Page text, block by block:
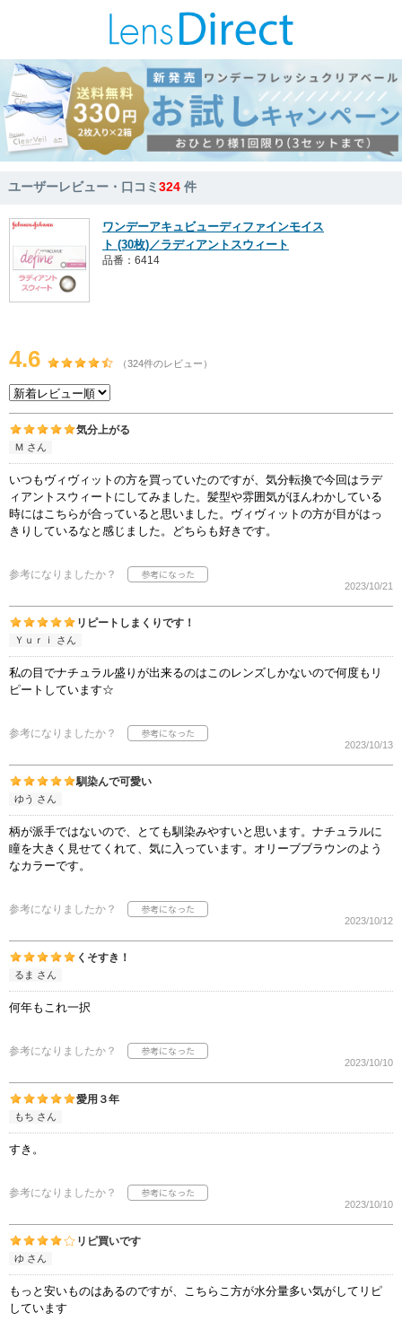
ユーザーレビュー・口コミ324 件
ワンデーアキュビューディファインモイス
ト (30枚)／ラディアントスウィート
品番：6414
4.6 （324件のレビュー）
気分上がる
Ｍ さん
いつもヴィヴィットの方を買っていたのですが、気分転換で今回はラデ
ィアントスウィートにしてみました。髪型や雰囲気がほんわかしている
時にはこちらが合っていると思いました。ヴィヴィットの方が目がはっ
きりしているなと感じました。どちらも好きです。
参考になりましたか？
2023/10/21
リピートしまくりです！
Ｙｕｒｉ さん
私の目でナチュラル盛りが出来るのはこのレンズしかないので何度もリ
ピートしています☆
参考になりましたか？
2023/10/13
馴染んで可愛い
ゆう さん
柄が派手ではないので、とても馴染みやすいと思います。ナチュラルに
瞳を大きく見せてくれて、気に入っています。オリーブブラウンのよう
なカラーです。
参考になりましたか？
2023/10/12
くそすき！
るま さん
何年もこれ一択
参考になりましたか？
2023/10/10
愛用３年
もち さん
すき。
参考になりましたか？
2023/10/10
リピ買いです
ゆ さん
もっと安いものはあるのですが、こちらこ方が水分量多い気がしてリピ
しています